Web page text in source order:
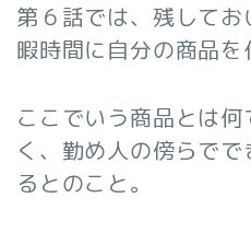
第６話では、残して
暇時間に自分の商品を
ここでいう商品とは
く、勤め人の傍らで
るとのこと。